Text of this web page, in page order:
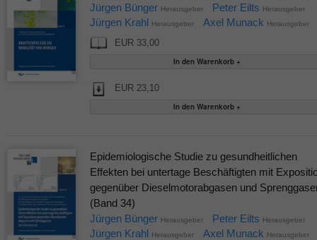
Jürgen Bünger Herausgeber Peter Eilts Herausgeber
Jürgen Krahl Herausgeber Axel Munack Herausgeber
EUR 33,00
EUR 23,10
Epidemiologische Studie zu gesundheitlichen
Effekten bei untertage Beschäftigten mit
gegenüber Dieselmotorabgasen und
(Band 34)
Jürgen Bünger Herausgeber Peter Eilts Herausgeber
Jürgen Krahl Herausgeber Axel Munack Herausgeber